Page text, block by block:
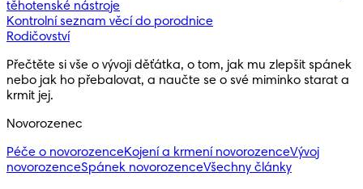
těhotenské nástroje
Kontrolní seznam věcí do porodnice
Rodičovství
Přečtěte si vše o vývoji děťátka, o tom, jak mu zlepšit spánek
nebo jak ho přebalovat, a naučte se o své miminko starat a
krmit jej.
Novorozenec
Péče o novorozenceKojení a krmení novorozenceVývoj
novorozenceSpánek novorozenceVšechny články